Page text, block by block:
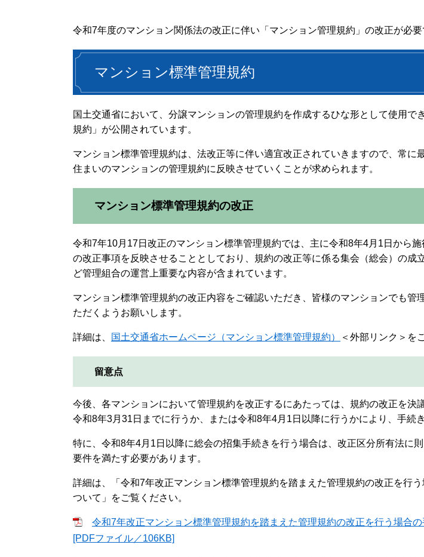
令和7年度のマンション関係法の改正に伴い「マンション管理規約」の改正が必要
マンション標準管理規約
国土交通省において、分譲マンションの管理規約を作成するひな形として使用で
規約」が公開されています。
マンション標準管理規約は、法改正等に伴い適宜改正されていきますので、常に
住まいのマンションの管理規約に反映させていくことが求められます。
マンション標準管理規約の改正
令和7年10月17日改正のマンション標準管理規約では、主に令和8年4月1日から
の改正事項を反映させることとしており、規約の改正等に係る集会（総会）の成
ど管理組合の運営上重要な内容が含まれています。
マンション標準管理規約の改正内容をご確認いただき、皆様のマンションでも管
ただくようお願いします。
詳細は、 国土交通省ホームページ（マンション標準管理規約） ＜外部リンク＞ を
留意点
今後、各マンションにおいて管理規約を改正するにあたっては、規約の改正を決
令和8年3月31日までに行うか、または令和8年4月1日以降に行うかにより、手続
特に、令和8年4月1日以降に総会の招集手続きを行う場合は、改正区分所有法に
要件を満たす必要があります。
詳細は、「令和7年改正マンション標準管理規約を踏まえた管理規約の改正を行
ついて」をご覧ください。
令和7年改正マンション標準管理規約を踏まえた管理規約の改正を行う場合
[PDFファイル／106KB]